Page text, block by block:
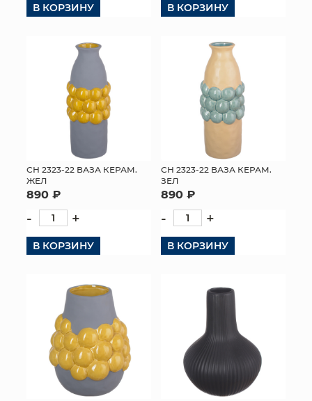
В КОРЗИНУ В КОРЗИНУ
СН 2323-22 ВАЗА КЕРАМ.
ЖЕЛ
890 ₽
- +
В КОРЗИНУ
СН 2323-22 ВАЗА КЕРАМ.
ЗЕЛ
890 ₽
- +
В КОРЗИНУ